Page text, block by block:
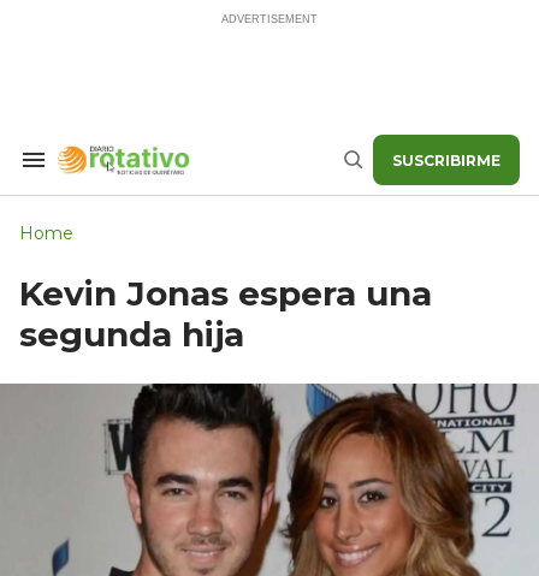
Search
Buscar SUSCRIBIRME
Home
Kevin Jonas espera una
segunda hija